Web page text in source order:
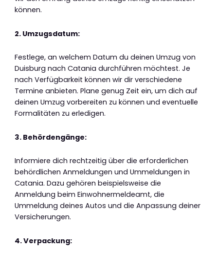
können.
2. Umzugsdatum:
Festlege, an welchem Datum du deinen Umzug von
Duisburg nach Catania durchführen möchtest. Je
nach Verfügbarkeit können wir dir verschiedene
Termine anbieten. Plane genug Zeit ein, um dich auf
deinen Umzug vorbereiten zu können und eventuelle
Formalitäten zu erledigen.
3. Behördengänge:
Informiere dich rechtzeitig über die erforderlichen
behördlichen Anmeldungen und Ummeldungen in
Catania. Dazu gehören beispielsweise die
Anmeldung beim Einwohnermeldeamt, die
Ummeldung deines Autos und die Anpassung deiner
Versicherungen.
4. Verpackung: